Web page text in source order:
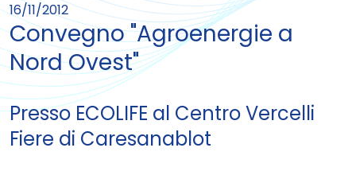
16/11/2012
Convegno "Agroenergie a
Nord Ovest"
Presso ECOLIFE al Centro Vercelli
Fiere di Caresanablot